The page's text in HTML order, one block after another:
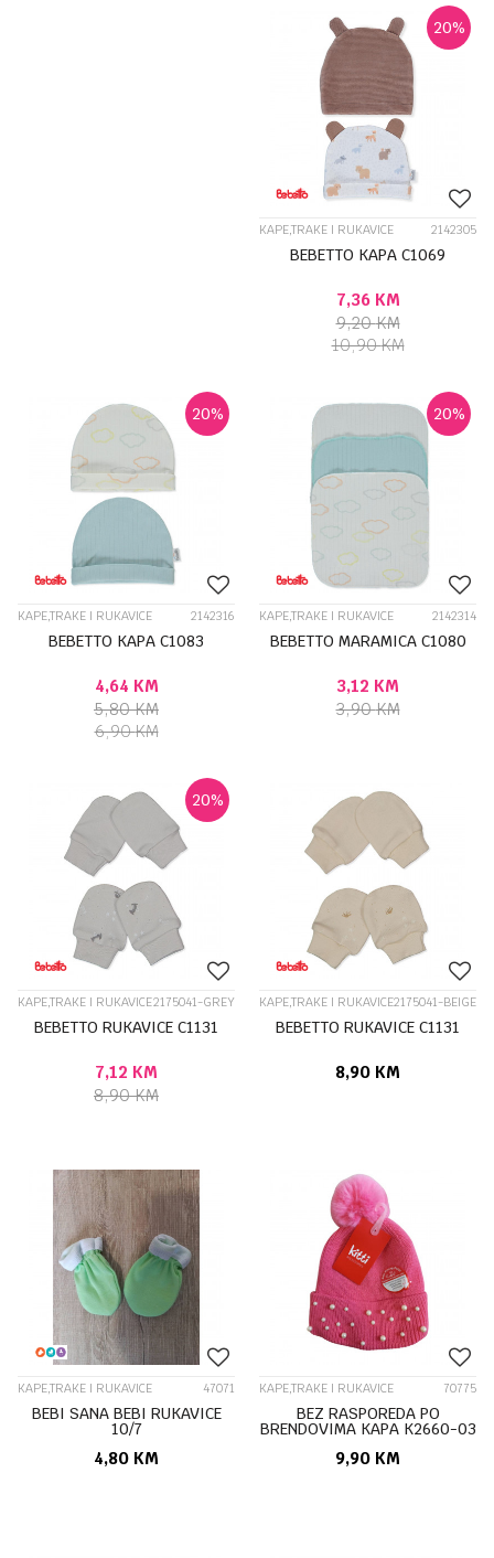
20%
KAPE,TRAKE I RUKAVICE 2142305
BEBETTO KAPA C1069
7,36 KM
9,20KM
10,90KM
20%
KAPE,TRAKE I RUKAVICE 2142316
BEBETTO KAPA C1083
4,64 KM
5,80KM
6,90KM
20%
KAPE,TRAKE I RUKAVICE 2142314
BEBETTO MARAMICA C1080
3,12 KM
3,90KM
20%
KAPE,TRAKE I RUKAVICE2175041-GREY
BEBETTO RUKAVICE C1131
7,12 KM
8,90KM
KAPE,TRAKE I RUKAVICE2175041-BEIGE
BEBETTO RUKAVICE C1131
8,90 KM
KAPE,TRAKE I RUKAVICE 47071
BEBI SANA BEBI RUKAVICE
10/7
4,80 KM
KAPE,TRAKE I RUKAVICE 70775
BEZ RASPOREDA PO
BRENDOVIMA KAPA K2660-03
9,90 KM